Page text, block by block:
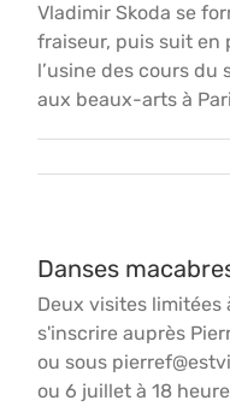
Editions
Le MAMCS
Contact
Vladimir Skoda se
fraiseur, puis suit en
l’usine des cours du
aux beaux-arts à
Danses
Deux visites limitées
s'inscrire auprès
ou sous
ou 6 juillet à 18